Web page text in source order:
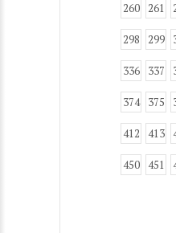
260 261
298 299
336 337
374 375
412 413
450 451